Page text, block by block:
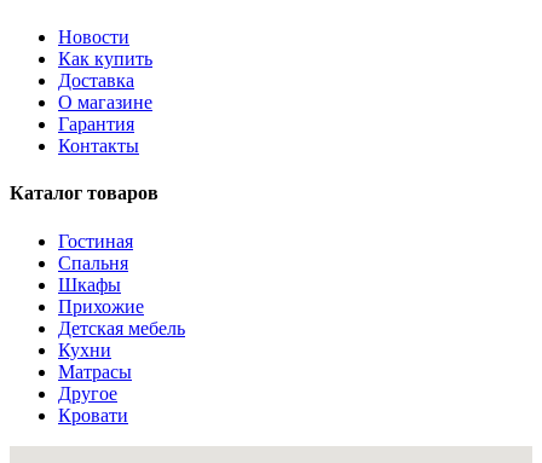
Новости
Как купить
Доставка
О магазине
Гарантия
Контакты
Каталог товаров
Гостиная
Спальня
Шкафы
Прихожие
Детская мебель
Кухни
Матрасы
Другое
Кровати